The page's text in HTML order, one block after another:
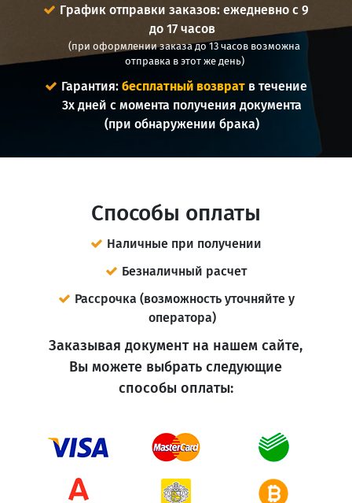
График отправки заказов: ежедневно с 9
до 17 часов
(при оформлении заказа до 13 часов возможна
отправка в этот же день)
Гарантия:бесплатный возврат в течение
3х дней с момента получения документа
(при обнаружении брака)
Способы оплаты
Наличные при получении
Безналичный расчет
Рассрочка (возможность уточняйте у
оператора)
Заказывая документ на нашем сайте,
Вы можете выбрать следующие
способы оплаты: